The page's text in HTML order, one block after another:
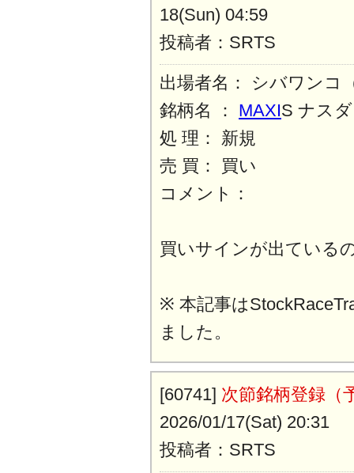
18(Sun) 04:59
投稿者：SRTS
出場者名： シバワンコ
銘柄名 ： MAXIS ナス
処 理： 新規
売 買： 買い
コメント：
買いサインが出ている
※ 本記事は
ました。
[60741] 次節銘柄登録（
2026/01/17(Sat) 20:31
投稿者：SRTS